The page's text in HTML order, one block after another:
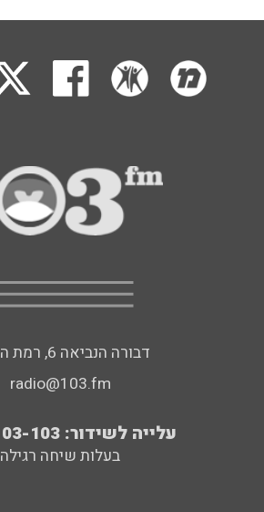
דבורה הנביאה 6, רמת השרון
radio@103.fm
עלייה לשידור: 0552-103-103
בעלות שיחה רגילה